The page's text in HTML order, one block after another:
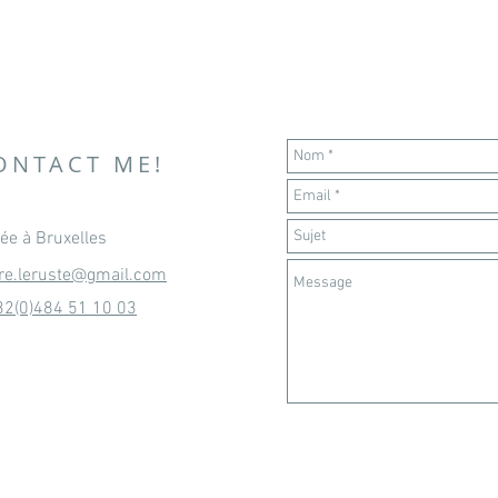
ME!
à Bruxelles
51 10 03